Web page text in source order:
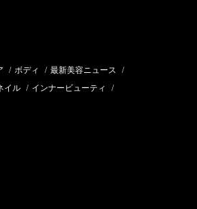
/ ボディ / 最新美容ニュース /
イル / インナービューティ /